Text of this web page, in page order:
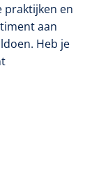
praktijken en
aan
Heb je